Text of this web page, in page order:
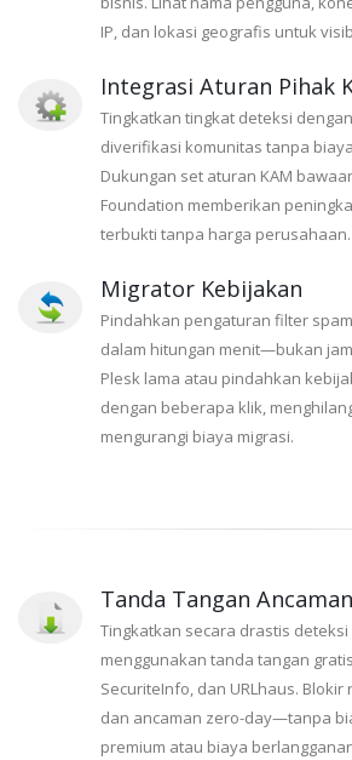
IP, dan lokasi geografis untuk
Integrasi Aturan Pihak
Tingkatkan tingkat deteksi
diverifikasi komunitas tanpa
Dukungan set aturan KAM
Foundation memberikan
terbukti tanpa harga perusahaan.
Migrator Kebijakan
Pindahkan pengaturan filter
dalam hitungan menit—bukan
Plesk lama atau pindahkan
dengan beberapa klik,
mengurangi biaya migrasi.
Tanda Tangan
Tingkatkan secara drastis
menggunakan tanda tangan
SecuriteInfo, dan URLhaus.
dan ancaman zero-day—tanpa
premium atau biaya